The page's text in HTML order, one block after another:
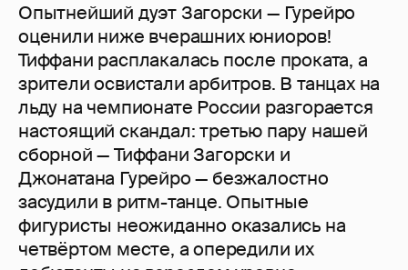
Опытнейший дуэт Загорски — Гурейро
оценили ниже вчерашних юниоров!
Тиффани расплакалась после проката, а
зрители освистали арбитров. В танцах на
льду на чемпионате России разгорается
настоящий скандал: третью пару нашей
сборной — Тиффани Загорски и
Джонатана Гурейро — безжалостно
засудили в ритм-танце. Опытные
фигуристы неожиданно оказались на
четвёртом месте, а опередили их